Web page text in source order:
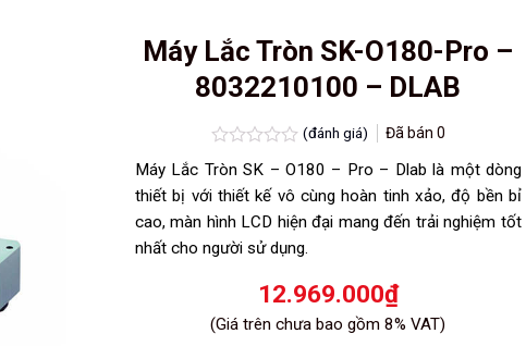
Máy Lắc Tròn SK-O180-Pro –
8032210100 – DLAB
Được
xếp
hạng
0.0
5
sao
(đánh giá) Đã bán0
Máy Lắc Tròn SK – O180 – Pro – Dlab là một dòng
thiết bị với thiết kế vô cùng hoàn tinh xảo, độ bền bỉ
cao, màn hình LCD hiện đại mang đến trải nghiệm tốt
nhất cho người sử dụng.
12.969.000₫
(Giá trên chưa bao gồm 8% VAT)